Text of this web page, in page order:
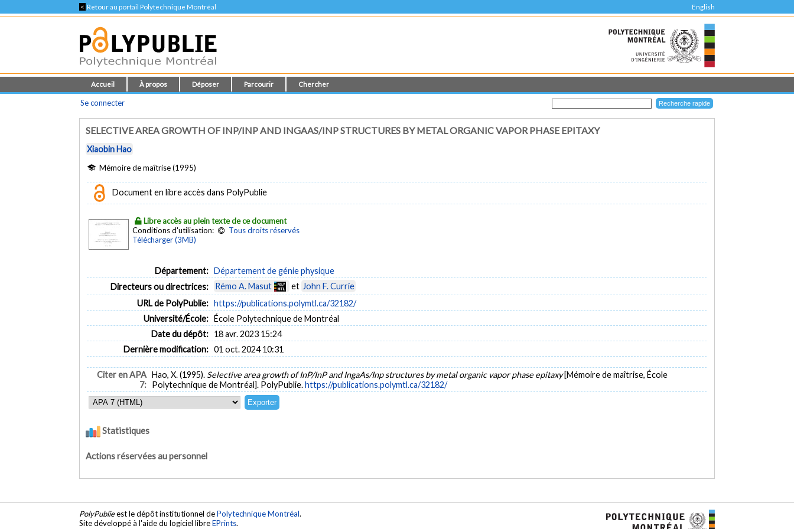
< Retour au portail Polytechnique Montréal English
Accueil À propos Déposer Parcourir Chercher
Se connecter
SELECTIVE AREA GROWTH OF INP/INP AND INGAAS/INP STRUCTURES BY METAL ORGANIC VAPOR PHASE EPITAXY
Xiaobin Hao
Mémoire de maîtrise (1995)
Document en libre accès dans PolyPublie
Libre accès au plein texte de ce document
Conditions d'utilisation:
Tous droits réservés
Télécharger (3MB)
Département: Département de génie physique
Directeurs ou directrices:
Rémo A. Masut et John F. Currie
URL de PolyPublie: https://publications.polymtl.ca/32182/
Université/École: École Polytechnique de Montréal
Date du dépôt: 18 avr. 2023 15:24
Dernière modification: 01 oct. 2024 10:31
Citer en APA
7:
Hao, X. (1995). Selective area growth of InP/InP and IngaAs/Inp structures by metal organic vapor phase epitaxy[Mémoire de maîtrise, École
Polytechnique de Montréal]. PolyPublie.https://publications.polymtl.ca/32182/
Statistiques
Actions réservées au personnel
PolyPublieest le dépôt institutionnel dePolytechnique Montréal.
Site développé à l'aide du logiciel libreEPrints.